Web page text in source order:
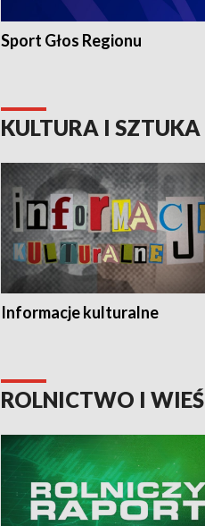
Sport Głos Regionu
KULTURA I SZTUKA
Informacje kulturalne
ROLNICTWO I WIEŚ